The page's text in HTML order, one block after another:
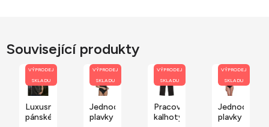
Související produkty
VÝPRODEJ
SKLADU
Luxusní
pánské
VÝPRODEJ
SKLADU
Jednodílné
plavky
VÝPRODEJ
SKLADU
Pracovní
kalhoty
VÝPRODEJ
SKLADU
Jednodílné
plavky